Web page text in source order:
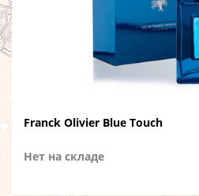
Franck Olivier Blue Touch
Нет на складе